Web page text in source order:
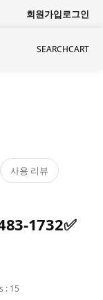
회원가입로그인
SEARCHCART
사용 리뷰
1732✅
: 15